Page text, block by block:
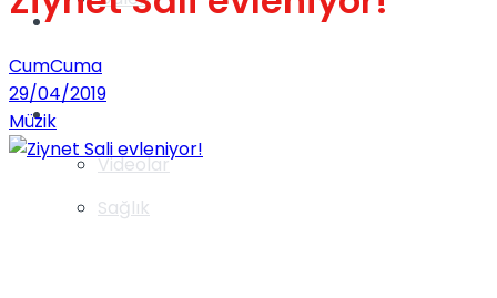
Videolar
Gündem
Yaşam
Sağlık
CumCuma
29/04/2019
Müzik